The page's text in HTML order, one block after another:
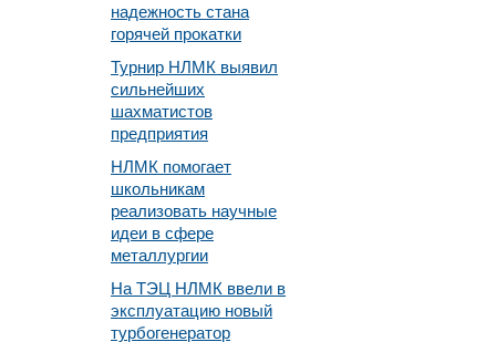
надежность стана
горячей прокатки
Турнир НЛМК выявил
сильнейших
шахматистов
предприятия
НЛМК помогает
школьникам
реализовать научные
идеи в сфере
металлургии
На ТЭЦ НЛМК ввели в
эксплуатацию новый
турбогенератор